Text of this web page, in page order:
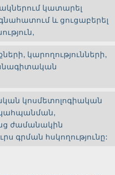
կատարել
և ցուցաբերել
կարողությունների,
կոսմետոլոգիական
ժամանակին
գրման հսկողությունը: